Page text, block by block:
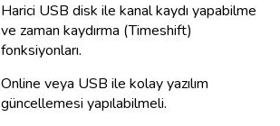
Harici USB disk ile kanal kaydı yapabilme
ve zaman kaydırma (Timeshift)
fonksiyonları.
Online veya USB ile kolay yazılım
güncellemesi yapılabilmeli.